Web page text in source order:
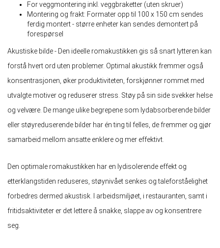
For veggmontering inkl. veggbraketter (uten skruer)
Montering og frakt: Formater opp til 100 x 150 cm sendes
ferdig montert - større enheter kan sendes demontert på
forespørsel
Akustiske bilde - Den ideelle romakustikken gis så snart lytteren kan
forstå hvert ord uten problemer. Optimal akustikk fremmer også
konsentrasjonen, øker produktiviteten, forskjønner rommet med
utvalgte motiver og reduserer stress. Støy på sin side svekker helse
og velvære. De mange ulike begrepene som lydabsorberende bilder
eller støyreduserende bilder har én ting til felles, de fremmer og gjør
samarbeid mellom ansatte enklere og mer effektivt.
Den optimale romakustikken har en lydisolerende effekt og
etterklangstiden reduseres, støynivået senkes og taleforståelighet
forbedres dermed akustisk. I arbeidsmiljøet, i restauranten, samt i
fritidsaktiviteter er det lettere å snakke, slappe av og konsentrere
seg.